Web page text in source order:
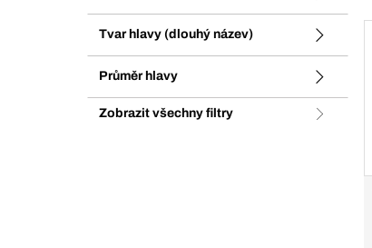
Tvar hlavy (dlouhý název)
Průměr hlavy
Zobrazit všechny filtry